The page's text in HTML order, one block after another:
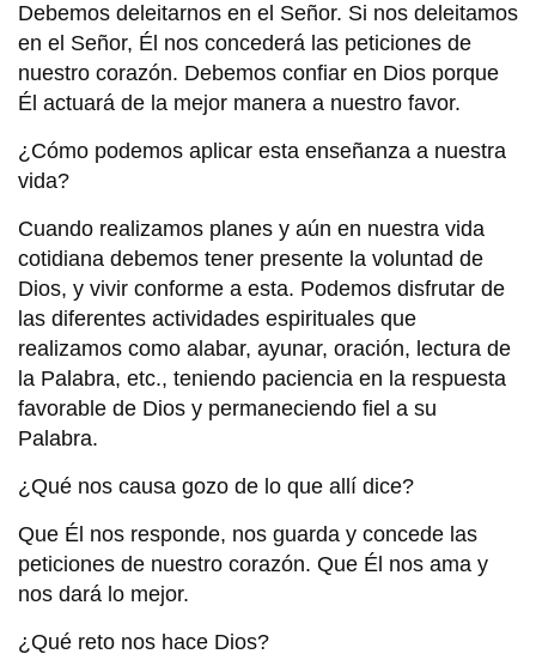
Debemos deleitarnos en el Señor. Si nos deleitamos
en el Señor, Él nos concederá las peticiones de
nuestro corazón. Debemos confiar en Dios porque
Él actuará de la mejor manera a nuestro favor.
¿Cómo podemos aplicar esta enseñanza a nuestra
vida?
Cuando realizamos planes y aún en nuestra vida
cotidiana debemos tener presente la voluntad de
Dios, y vivir conforme a esta. Podemos disfrutar de
las diferentes actividades espirituales que
realizamos como alabar, ayunar, oración, lectura de
la Palabra, etc., teniendo paciencia en la respuesta
favorable de Dios y permaneciendo fiel a su
Palabra.
¿Qué nos causa gozo de lo que allí dice?
Que Él nos responde, nos guarda y concede las
peticiones de nuestro corazón. Que Él nos ama y
nos dará lo mejor.
¿Qué reto nos hace Dios?